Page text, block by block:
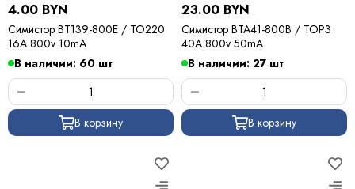
4.00 BYN
Симистор BT139-800E / TO220
16A 800v 10mA
В наличии: 60 шт
В корзину
23.00 BYN
Симистор BTA41-800B / TOP3
40A 800v 50mA
В наличии: 27 шт
В корзину